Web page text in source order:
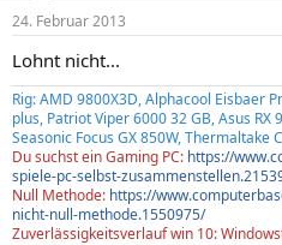
24. Februar 2013
Lohnt nicht...
Rig: AMD 9800X3D, Alphacool Eisbaer
plus, Patriot Viper 6000 32 GB, Asus RX
Seasonic Focus GX 850W, Thermaltake
Du suchst ein Gaming PC: https://
spiele-pc-selbst-
Null Methode: https://
nicht-null-methode.1550975/
Zuverlässigkeitsverlauf win 10: